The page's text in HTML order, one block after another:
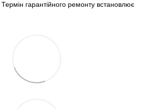
гарантійного ремонту встановлює